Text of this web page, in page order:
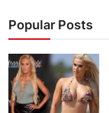
Popular Posts